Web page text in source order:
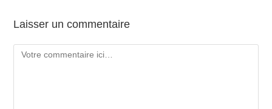
Laisser un commentaire
Comment